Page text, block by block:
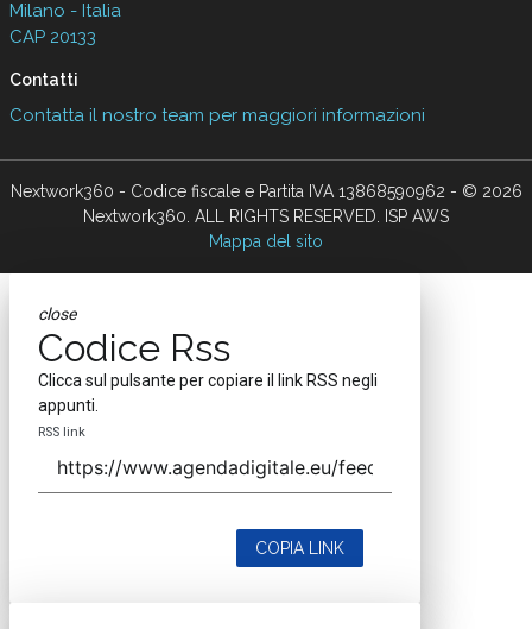
Milano - Italia
CAP 20133
Contatti
Contatta il nostro team per maggiori informazioni
Nextwork360 - Codice fiscale e Partita IVA 13868590962 - © 2026
Nextwork360. ALL RIGHTS RESERVED. ISP AWS
Mappa del sito
close
Codice Rss
Clicca sul pulsante per copiare il link RSS negli
appunti.
RSS link
COPIA LINK